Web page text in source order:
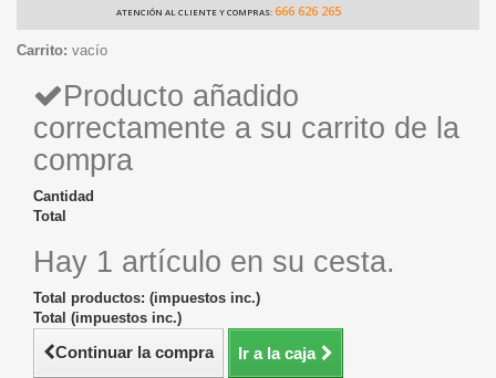
ATENCIÓN AL CLIENTE Y COMPRAS: 666 626 265
Carrito: vacío
Producto añadido
correctamente a su carrito de la
compra
Cantidad
Total
Hay 1 artículo en su cesta.
Total productos: (impuestos inc.)
Total (impuestos inc.)
Continuar la compra Ir a la caja